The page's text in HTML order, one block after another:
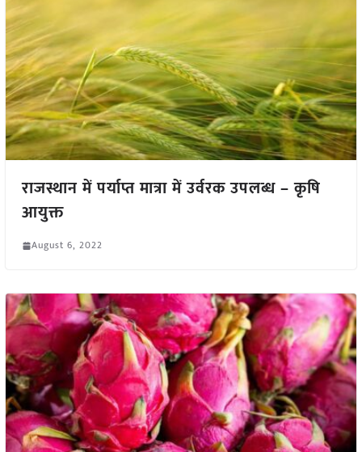
राजस्थान में पर्याप्त मात्रा में उर्वरक उपलब्ध – कृषि
आयुक्त
August 6, 2022